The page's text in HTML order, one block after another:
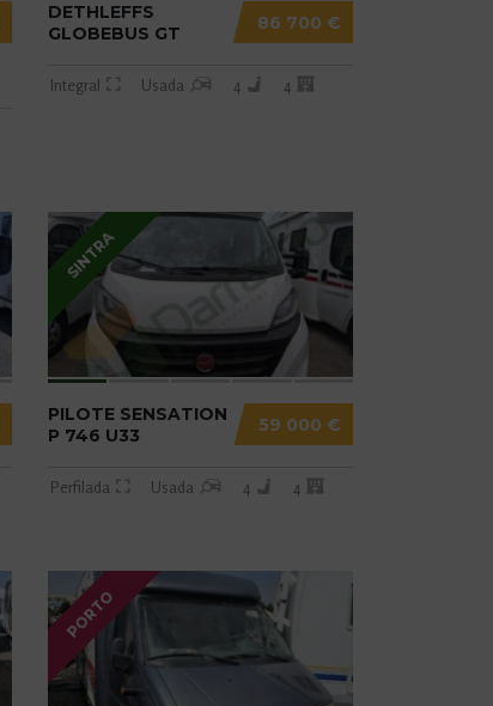
86 700 €
DETHLEFFS
GLOBEBUS GT
Integral Usada 4 4
SINTRA
59 000 €
PILOTE SENSATION
P 746 U33
Perfilada Usada 4 4
PORTO